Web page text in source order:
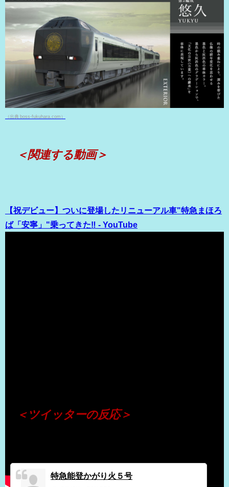
（出典 boss-fukuhara.com）
＜関連する動画＞
【祝デビュー】ついに登場したリニューアル車"特急まほろ
ば「安寧」"乗ってきた‼︎ - YouTube
＜ツイッターの反応＞
特急能登かがり火５号